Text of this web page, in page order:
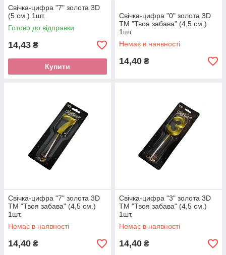
Свічка-цифра "7" золота 3D
(5 см.) 1шт.
Готово до відправки
14,43 ₴
Купити
Свічка-цифра "0" золота 3D
ТМ "Твоя забава" (4,5 см.)
1шт.
Немає в наявності
14,40 ₴
Свічка-цифра "7" золота 3D
ТМ "Твоя забава" (4,5 см.)
1шт.
Немає в наявності
14,40 ₴
Свічка-цифра "3" золота 3D
ТМ "Твоя забава" (4,5 см.)
1шт.
Немає в наявності
14,40 ₴